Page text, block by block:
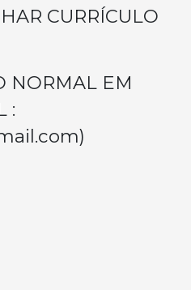
CURRÍCULO
NORMAL EM
:
)